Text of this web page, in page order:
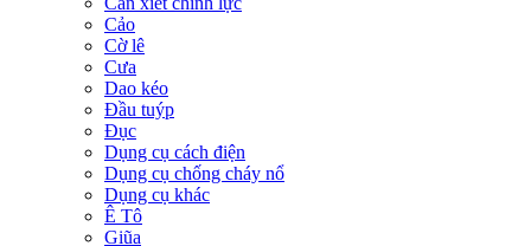
Cảo
Cờ lê
Cưa
Dao kéo
Đầu tuýp
Đục
Dụng cụ cách điện
Dụng cụ chống cháy nổ
Dụng cụ khác
Ê Tô
Giũa